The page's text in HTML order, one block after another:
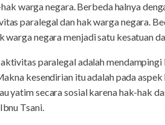
warga negara. Berbeda halnya
paralegal dan hak warga negara.
warga negara menjadi satu kesatuan
paralegal adalah
kesendirian itu adalah pada
yatim secara sosial karena hak-hak
Tsani.